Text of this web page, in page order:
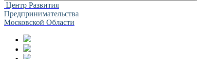
Центр Развития
Предпринимательства
Московской Области